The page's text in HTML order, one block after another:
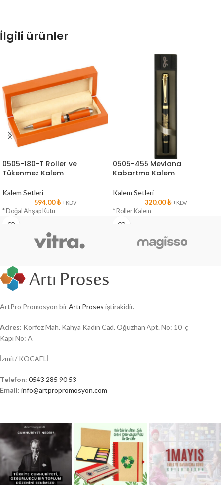
İlgili ürünler
0505-180-T Roller ve
Tükenmez Kalem
Kalem Setleri
594.00₺ +KDV
* Doğal Ahşap Kutu
0505-455 Mevlana
Kabartma Kalem
Kalem Setleri
320.00₺ +KDV
* Roller Kalem
ArtPro Promosyon birArtı Proses iştirakidir.
Adres: Körfez Mah. Kahya Kadın Cad. Oğuzhan Apt. No: 10 İç
Kapı No: A
İzmit/ KOCAELİ
Telefon: 0543 285 90 53
Email: info@artpropromosyon.com